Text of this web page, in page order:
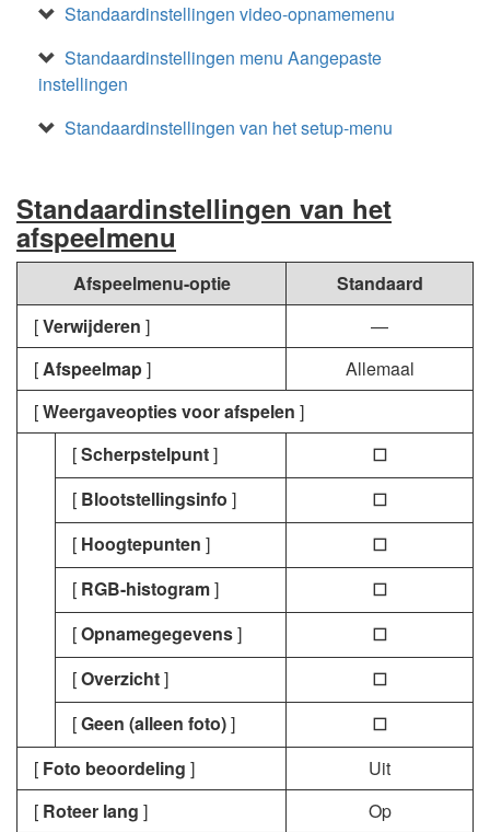
Standaardinstellingen video-opnamemenu
Standaardinstellingen menu Aangepaste
instellingen
Standaardinstellingen van het setup-menu
Standaardinstellingen van het
afspeelmenu
Afspeelmenu-optie
Standaard
[Verwijderen ]
—
[Afspeelmap]
Allemaal
[Weergaveopties voor afspelen ]
[Scherpstelpunt] U
[ Blootstellingsinfo ] U
[ Hoogtepunten ] U
[ RGB-histogram] U
[Opnamegegevens] U
[Overzicht] U
[Geen (alleen foto)] U
[ Foto beoordeling ]
Uit
[ Roteer lang ]
Op